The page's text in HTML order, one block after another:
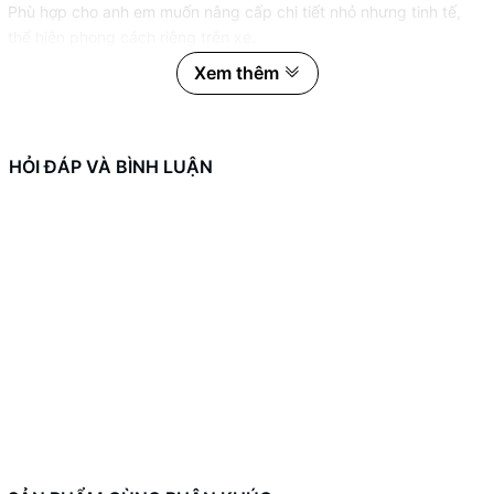
Phù hợp cho anh em muốn nâng cấp chi tiết nhỏ nhưng tinh tế,
Xem thêm
HỎI ĐÁP VÀ BÌNH LUẬN